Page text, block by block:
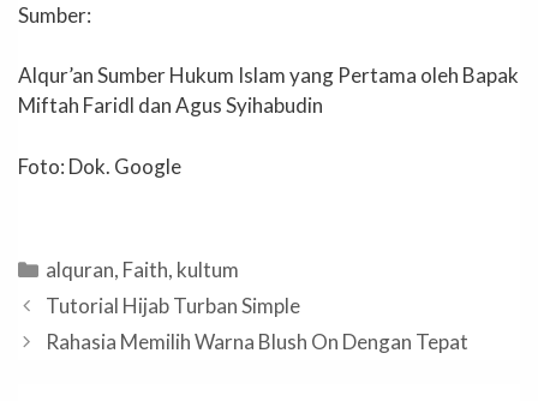
Sumber:
Alqur’an Sumber Hukum Islam yang Pertama oleh Bapak
Miftah Faridl dan Agus Syihabudin
Foto: Dok. Google
Categories
alquran, Faith, kultum
Tutorial Hijab Turban Simple
Rahasia Memilih Warna Blush On Dengan Tepat